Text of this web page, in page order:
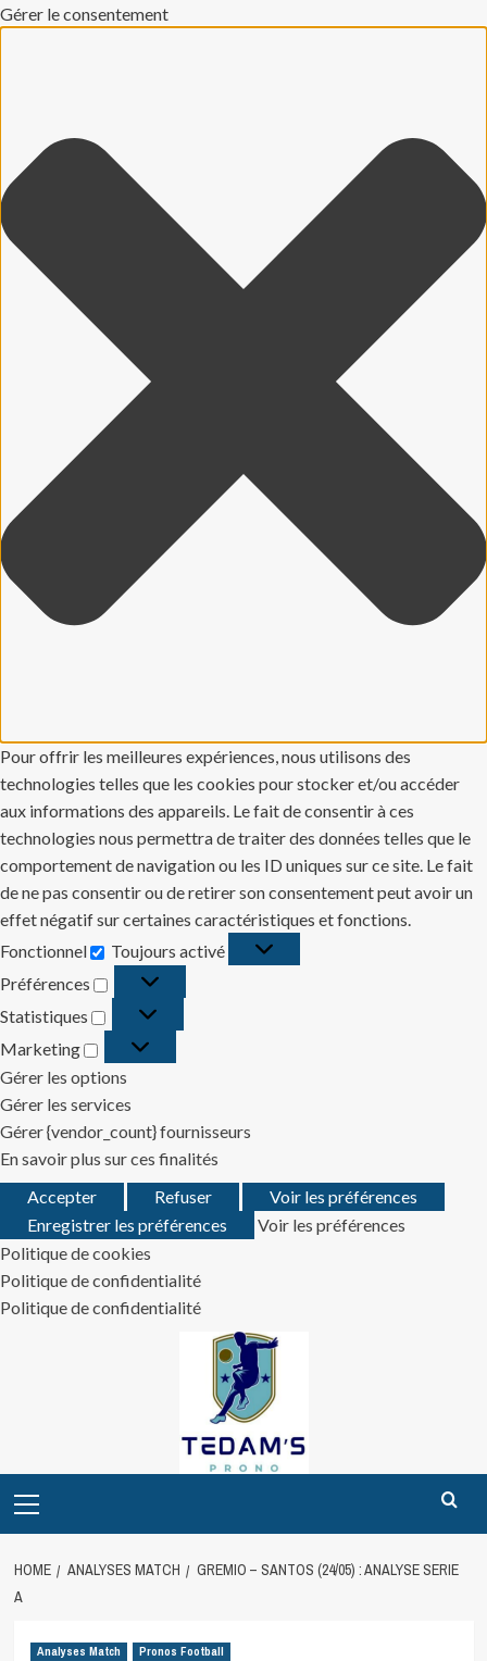
Gérer le consentement
Pour offrir les meilleures expériences, nous utilisons des
technologies telles que les cookies pour stocker et/ou accéder
aux informations des appareils. Le fait de consentir à ces
technologies nous permettra de traiter des données telles que le
comportement de navigation ou les ID uniques sur ce site. Le fait
de ne pas consentir ou de retirer son consentement peut avoir un
effet négatif sur certaines caractéristiques et fonctions.
Fonctionnel
Fonctionnel
Toujours activé
Préférences
Préférences
Statistiques
Statistiques
Marketing
Marketing
Gérer les options
Gérer les services
Gérer {vendor_count} fournisseurs
En savoir plus sur ces finalités
Accepter
Refuser
Voir les préférences
Enregistrer les préférences
Voir les préférences
Politique de cookies
Politique de confidentialité
Politique de confidentialité
Menu
HOME ANALYSES MATCH
GREMIO – SANTOS (24/05) : ANALYSE SERIE
A
Analyses Match Pronos Football